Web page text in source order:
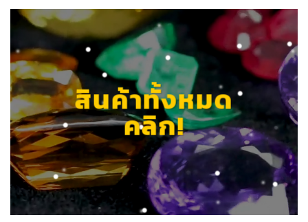
สินค้าทั้งหมด
คลิก!